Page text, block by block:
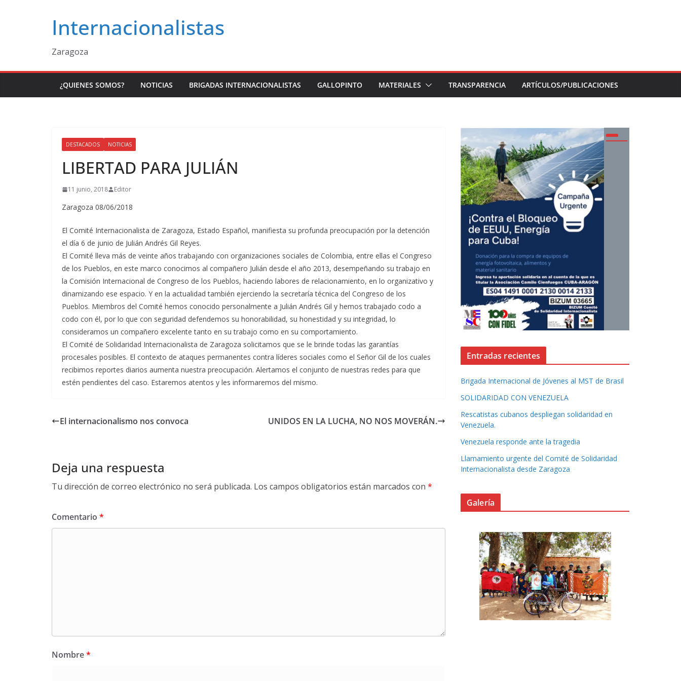
Internacionalistas
Zaragoza
¿QUIENES SOMOS? NOTICIAS BRIGADAS INTERNACIONALISTAS GALLOPINTO MATERIALES TRANSPARENCIA ARTÍCULOS/PUBLICACIONES
DESTACADOS NOTICIAS
LIBERTAD PARA JULIÁN
11 junio, 2018 Editor
Zaragoza 08/06/2018
El Comité Internacionalista de Zaragoza, Estado Español, manifiesta su profunda preocupación por la detención
el día 6 de junio de Julián Andrés Gil Reyes.
El Comité lleva más de veinte años trabajando con organizaciones sociales de Colombia, entre ellas el Congreso
de los Pueblos, en este marco conocimos al compañero Julián desde el año 2013, desempeñando su trabajo en
la Comisión Internacional de Congreso de los Pueblos, haciendo labores de relacionamiento, en lo organizativo y
dinamizando ese espacio. Y en la actualidad también ejerciendo la secretaría técnica del Congreso de los
Pueblos. Miembros del Comité hemos conocido personalmente a Julián Andrés Gil y hemos trabajado codo a
codo con él, por lo que con seguridad defendemos su honorabilidad, su honestidad y su integridad, lo
consideramos un compañero excelente tanto en su trabajo como en su comportamiento.
El Comité de Solidaridad Internacionalista de Zaragoza solicitamos que se le brinde todas las garantías
procesales posibles. El contexto de ataques permanentes contra líderes sociales como el Señor Gil de los cuales
recibimos reportes diarios aumenta nuestra preocupación. Alertamos el conjunto de nuestras redes para que
estén pendientes del caso. Estaremos atentos y les informaremos del mismo.
El internacionalismo nos convoca UNIDOS EN LA LUCHA, NO NOS MOVERÁN.
Deja una respuesta
Tu dirección de correo electrónico no será publicada. Los campos obligatorios están marcados con *
Comentario *
Nombre*
Entradas recientes
Brigada Internacional de Jóvenes al MST de Brasil
SOLIDARIDAD CON VENEZUELA
Rescatistas cubanos despliegan solidaridad en
Venezuela.
Venezuela responde ante la tragedia
Llamamiento urgente del Comité de Solidaridad
Internacionalista desde Zaragoza
Galería